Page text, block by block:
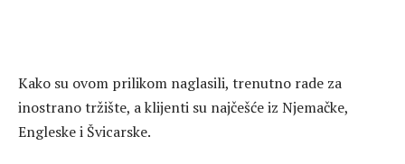
Kako su ovom prilikom naglasili, trenutno rade za
inostrano tržište, a klijenti su najčešće iz Njemačke,
Engleske i Švicarske.